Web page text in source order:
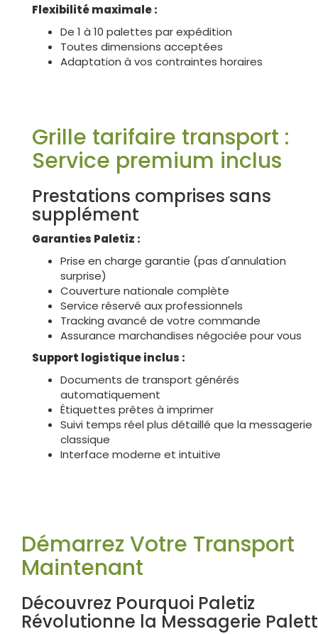
Flexibilité maximale :
De 1 à 10 palettes par expédition
Toutes dimensions acceptées
Adaptation à vos contraintes horaires
Grille tarifaire transport :
Service premium inclus
Prestations comprises sans
supplément
Garanties Paletiz :
Prise en charge garantie (pas d'annulation
surprise)
Couverture nationale complète
Service réservé aux professionnels
Tracking avancé de votre commande
Assurance marchandises négociée pour vous
Support logistique inclus :
Documents de transport générés
automatiquement
Étiquettes prêtes à imprimer
Suivi temps réel plus détaillé que la messagerie
classique
Interface moderne et intuitive
Démarrez Votre Transport
Maintenant
Découvrez Pourquoi Paletiz
Révolutionne la Messagerie